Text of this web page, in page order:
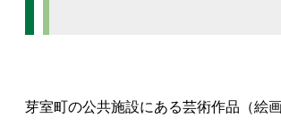
芽室町の公共施設にある芸術作品（絵